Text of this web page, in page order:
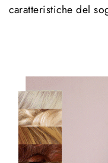
caratteristiche del